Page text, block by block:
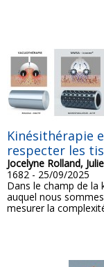
Kinésithérapie
respecter les
Jocelyne Rolland,
1682 - 25/09/2025
Dans le champ de la
auquel nous
mesurer la